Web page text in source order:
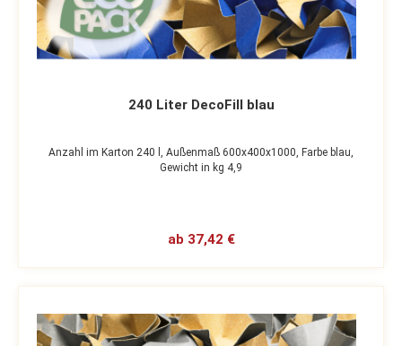
240 Liter DecoFill blau
Anzahl im Karton 240 l, Außenmaß 600x400x1000, Farbe blau,
Gewicht in kg 4,9
ab 37,42 €